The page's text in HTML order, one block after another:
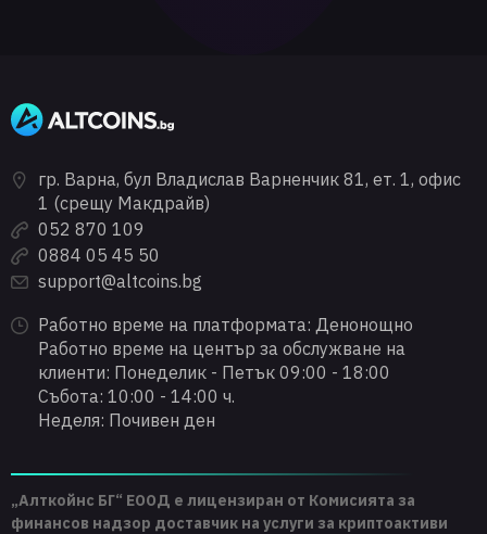
гр. Варна, бул Владислав Варненчик 81, ет. 1, офис
1 (срещу Макдрайв)
052 870 109
0884 05 45 50
support@altcoins.bg
Работно време на платформата: Денонощно
Работно време на център за обслужване на
клиенти: Понеделик - Петък 09:00 - 18:00
Събота: 10:00 - 14:00 ч.
Неделя: Почивен ден
„Алткойнс БГ“ ЕООД е лицензиран от Комисията за
финансов надзор доставчик на услуги за криптоактиви